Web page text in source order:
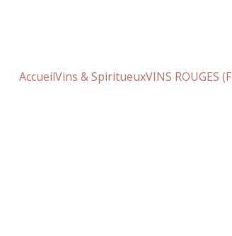
AccueilVins & SpiritueuxVINS ROUGES